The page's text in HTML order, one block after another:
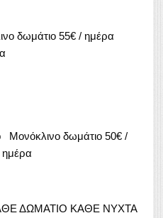
δωμάτιο 55€ / ημέρα
Μονόκλινο δωμάτιο 50€ /
ημέρα
ΔΩΜΑΤΙΟ ΚΑΘΕ ΝΥΧΤΑ